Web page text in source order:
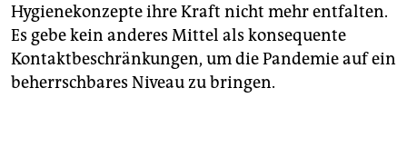
Hygienekonzepte ihre Kraft nicht mehr entfalten.
Es gebe kein anderes Mittel als konsequente
Kontaktbeschränkungen, um die Pandemie auf ein
beherrschbares Niveau zu bringen.